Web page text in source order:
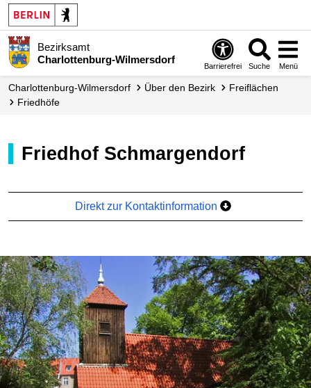
Bezirksamt
Charlottenburg-Wilmersdorf
Barrierefrei Suche Menü
Charlottenburg-Wilmersdorf Über den Bezirk
Freiflächen
Friedhöfe
Friedhof Schmargendorf
Direkt zur Kontaktinformation